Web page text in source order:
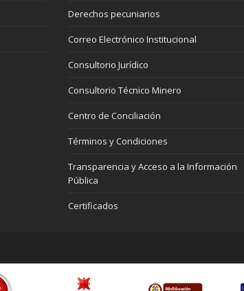
Derechos pecuniarios
Correo Electrónico Institucional
Consultorio Jurídico
Consultorio Técnico Minero
Centro de Conciliación
Términos y Condiciones
Transparencia y Acceso a la Información
Pública
Certificados